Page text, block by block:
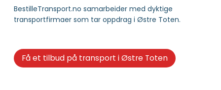
BestilleTransport.no samarbeider med dyktige
transportfirmaer som tar oppdrag i Østre Toten.
Få et tilbud på transport i Østre Toten